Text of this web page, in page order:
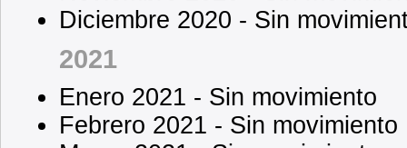
Diciembre 2020 - Sin
2021
Enero 2021 - Sin movimiento
Febrero 2021 - Sin movimiento